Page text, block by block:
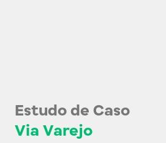
Estudo de Caso
Via Varejo